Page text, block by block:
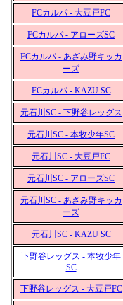
FCカルパ - 大豆戸FC
FCカルパ - アローズSC
FCカルパ - あざみ野キッカ
ーズ
FCカルパ - KAZU SC
元石川SC - 下野谷レッグス
元石川SC - 本牧少年SC
元石川SC - 大豆戸FC
元石川SC - アローズSC
元石川SC - あざみ野キッカ
ーズ
元石川SC - KAZU SC
下野谷レッグス - 本牧少年
SC
下野谷レッグス - 大豆戸FC